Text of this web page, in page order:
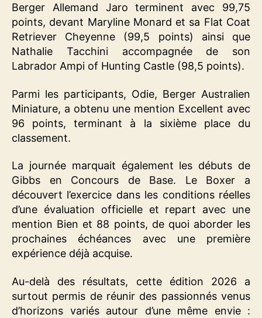
Berger Allemand Jaro terminent avec 99,75
points, devant Maryline Monard et sa Flat Coat
Retriever Cheyenne (99,5 points) ainsi que
Nathalie Tacchini accompagnée de son
Labrador Ampi of Hunting Castle (98,5 points).
Parmi les participants, Odie, Berger Australien
Miniature, a obtenu une mention Excellent avec
96 points, terminant à la sixième place du
classement.
La journée marquait également les débuts de
Gibbs en Concours de Base. Le Boxer a
découvert l’exercice dans les conditions réelles
d’une évaluation officielle et repart avec une
mention Bien et 88 points, de quoi aborder les
prochaines échéances avec une première
expérience déjà acquise.
Au-delà des résultats, cette édition 2026 a
surtout permis de réunir des passionnés venus
d’horizons variés autour d’une même envie :